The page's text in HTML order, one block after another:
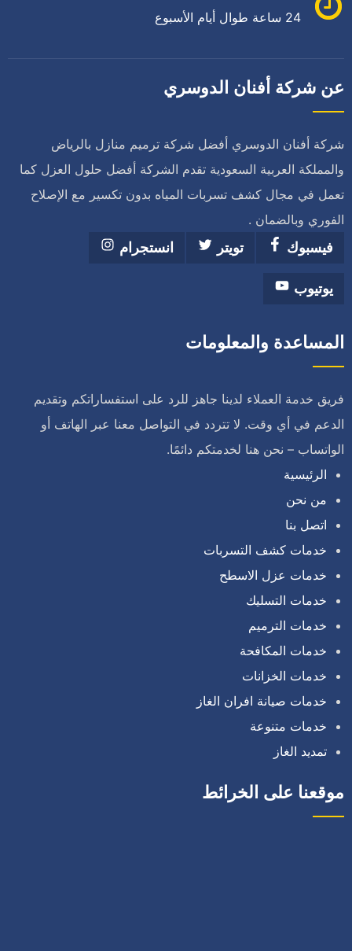
24 ساعة طوال أيام الأسبوع
عن شركة أفنان الدوسري
شركة أفنان الدوسري أفضل شركة ترميم منازل بالرياض
والمملكة العربية السعودية تقدم الشركة أفضل حلول العزل كما
تعمل في مجال كشف تسربات المياه بدون تكسير مع الإصلاح
الفوري وبالضمان .
فيسبوك
تويتر انستجرام
يوتيوب
المساعدة والمعلومات
فريق خدمة العملاء لدينا جاهز للرد على استفساراتكم وتقديم
الدعم في أي وقت. لا تتردد في التواصل معنا عبر الهاتف أو
الواتساب – نحن هنا لخدمتكم دائمًا.
الرئيسية
من نحن
اتصل بنا
خدمات كشف التسربات
خدمات عزل الاسطح
خدمات التسليك
خدمات الترميم
خدمات المكافحة
خدمات الخزانات
خدمات صيانة افران الغاز
خدمات متنوعة
تمديد الغاز
موقعنا على الخرائط